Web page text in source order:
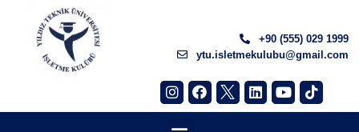
+90 (555) 029 1999
ytu.isletmekulubu@gmail.com